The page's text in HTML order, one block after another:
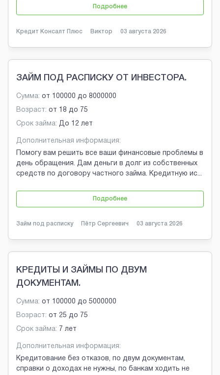
Подробнее
Кредит Консалт Плюс Виктор 03 августа 2026
ЗАЙМ ПОД РАСПИСКУ ОТ ИНВЕСТОРА.
Сумма: от 100000 до 8000000
Возраст: от 18 до 75
Срок займа: До 12 лет
Дополнительная информация:
Помогу вам решить все ваши финансовые проблемы в
день обращения. Дам деньги в долг из собственных
средств по договору частного займа. Кредитную ис...
Подробнее
Займ под расписку Пётр Сергеевич 03 августа 2026
КРЕДИТЫ И ЗАЙМЫ ПО ДВУМ
ДОКУМЕНТАМ.
Сумма: от 100000 до 5000000
Возраст: от 25 до 75
Срок займа: 7 лет
Дополнительная информация:
Кредитование без отказов, по двум документам,
справки о доходах не нужны, по банкам ходить не